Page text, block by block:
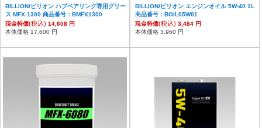
BILLION/ビリオン ハブベアリング専用グリー
ス MFX-1300 商品番号：BMFX1300
現金特価(税込) 14,608 円
本体価格 17,600 円
BILLION/ビリオン エンジンオイル 5W-40 1L
商品番号：BOIL05W01
現金特価(税込) 3,484 円
本体価格 3,960 円